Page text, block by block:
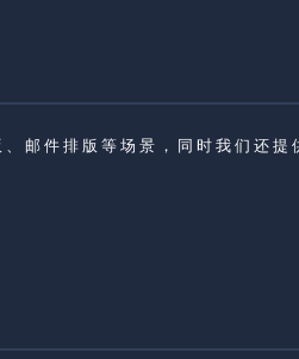
件排版等场景，同时我们还